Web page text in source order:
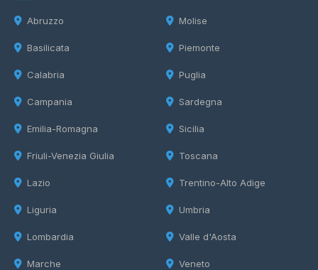
Abruzzo
Basilicata
Calabria
Campania
Emilia-Romagna
Friuli-Venezia Giulia
Lazio
Liguria
Lombardia
Marche
Molise
Piemonte
Puglia
Sardegna
Sicilia
Toscana
Trentino-Alto Adige
Umbria
Valle d'Aosta
Veneto